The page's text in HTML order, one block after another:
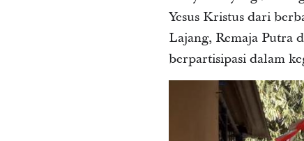
Yesus Kristus dari
Lajang, Remaja Putra
berpartisipasi dalam